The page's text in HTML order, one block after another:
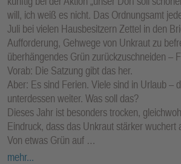
will, ich weiß es nicht. Das Ordnungsamt
Juli bei vielen Hausbesitzern Zettel in den
Aufforderung, Gehwege von Unkraut zu
überhängendes Grün zurückzuschneiden –
Vorab: Die Satzung gibt das her.
Aber: Es sind Ferien. Viele sind in Urlaub –
unterdessen weiter. Was soll das?
Dieses Jahr ist besonders trocken,
Eindruck, dass das Unkraut stärker wuchert
Von etwas Grün auf …
mehr...